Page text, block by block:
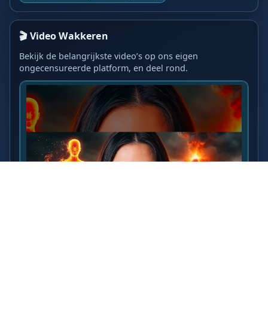
🎬 Video Wakkeren
Bekijk de belangrijkste video’s op ons eigen
ongecensureerde platform, en deel rond.